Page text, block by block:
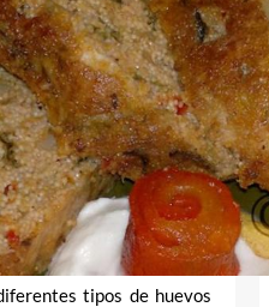
tipos de huevos